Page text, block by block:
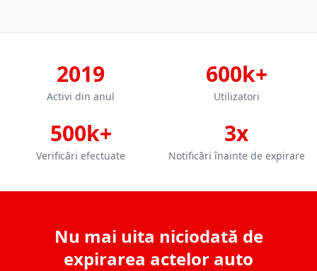
2019
Activi din anul
600k+
Utilizatori
500k+
Verificări efectuate
3x
Notificări înainte de expirare
Nu mai uita niciodată de
expirarea actelor auto